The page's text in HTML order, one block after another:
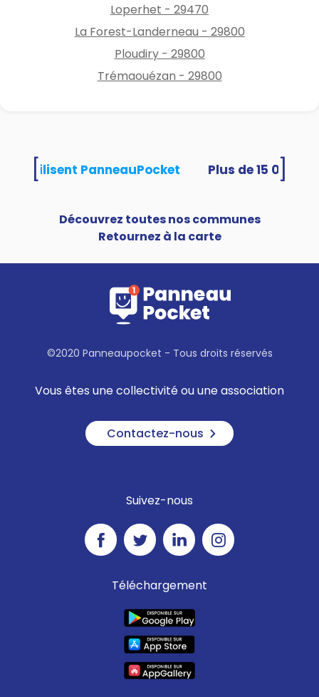
Loperhet - 29470
La Forest-Landerneau - 29800
Ploudiry - 29800
Trémaouézan - 29800
utilisent PanneauPocket
Découvrez toutes nos communes
Retournez à la carte
©2020 Panneaupocket - Tous droits réservés
Vous êtes une collectivité ou une association
Contactez-nous
Suivez-nous
Téléchargement